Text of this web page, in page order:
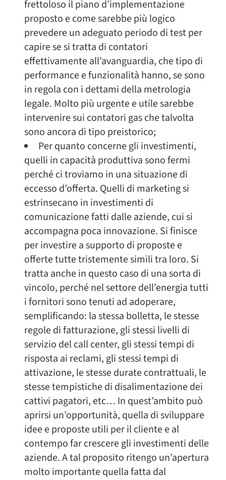
frettoloso il piano d’implementazione
proposto e come sarebbe più logico
prevedere un adeguato periodo di test per
capire se si tratta di contatori
effettivamente all’avanguardia, che tipo di
performance e funzionalità hanno, se sono
in regola con i dettami della metrologia
legale. Molto più urgente e utile sarebbe
intervenire sui contatori gas che talvolta
sono ancora di tipo preistorico;
Per quanto concerne gli investimenti,
quelli in capacità produttiva sono fermi
perché ci troviamo in una situazione di
eccesso d’offerta. Quelli di marketing si
estrinsecano in investimenti di
comunicazione fatti dalle aziende, cui si
accompagna poca innovazione. Si finisce
per investire a supporto di proposte e
offerte tutte tristemente simili tra loro. Si
tratta anche in questo caso di una sorta di
vincolo, perché nel settore dell’energia tutti
i fornitori sono tenuti ad adoperare,
semplificando: la stessa bolletta, le stesse
regole di fatturazione, gli stessi livelli di
servizio del call center, gli stessi tempi di
risposta ai reclami, gli stessi tempi di
attivazione, le stesse durate contrattuali, le
stesse tempistiche di disalimentazione dei
cattivi pagatori, etc… In quest’ambito può
aprirsi un’opportunità, quella di sviluppare
idee e proposte utili per il cliente e al
contempo far crescere gli investimenti delle
aziende. A tal proposito ritengo un’apertura
molto importante quella fatta dal